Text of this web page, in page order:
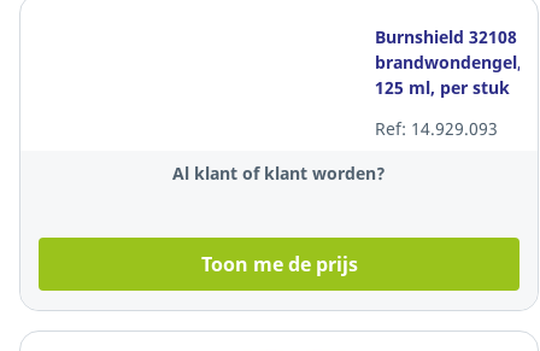
Burnshield 32108
brandwondengel,
125 ml, per stuk
Ref: 14.929.093
Al klant of klant worden?
Toon me de prijs